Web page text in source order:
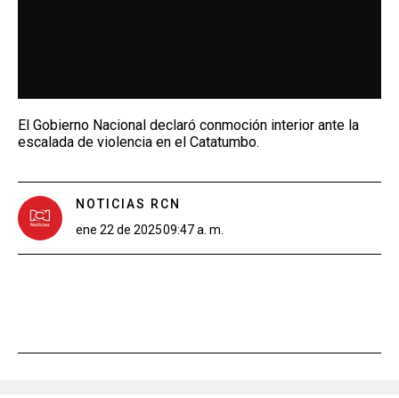
El Gobierno Nacional declaró conmoción interior ante la
escalada de violencia en el Catatumbo.
NOTICIAS RCN
ene 22 de 202509:47 a. m.